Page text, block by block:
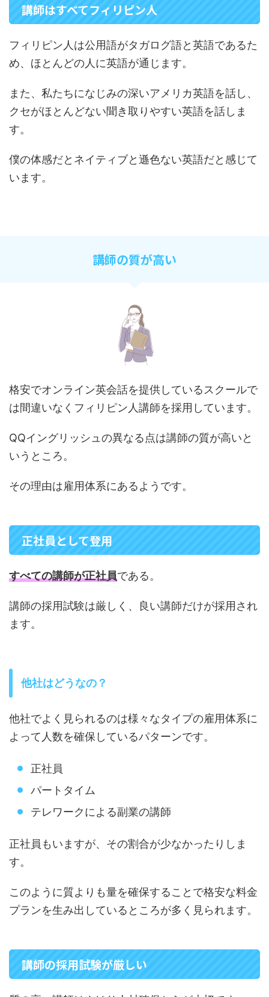
講師はすべてフィリピン人
フィリピン人は公用語がタガログ語と英語であるた
め、ほとんどの人に英語が通じます。
また、私たちになじみの深いアメリカ英語を話し、
クセがほとんどない聞き取りやすい英語を話しま
す。
僕の体感だとネイティブと遜色ない英語だと感じて
います。
講師の質が高い
格安でオンライン英会話を提供しているスクールで
は間違いなくフィリピン人講師を採用しています。
QQイングリッシュの異なる点は講師の質が高いと
いうところ。
その理由は雇用体系にあるようです。
正社員として登用
すべての講師が正社員である。
講師の採用試験は厳しく、良い講師だけが採用され
ます。
他社はどうなの？
他社でよく見られるのは様々なタイプの雇用体系に
よって人数を確保しているパターンです。
正社員
パートタイム
テレワークによる副業の講師
正社員もいますが、その割合が少なかったりしま
す。
このように質よりも量を確保することで格安な料金
プランを生み出しているところが多く見られます。
講師の採用試験が厳しい